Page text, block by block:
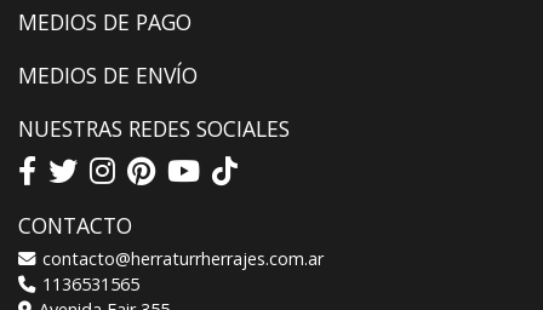
MEDIOS DE PAGO
MEDIOS DE ENVÍO
NUESTRAS REDES SOCIALES
CONTACTO
contacto@herraturrherrajes.com.ar
1136531565